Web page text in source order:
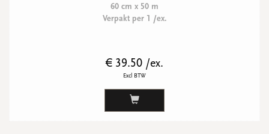
60 cm x 50 m
Verpakt per 1 /ex.
€ 39.50 /ex.
Excl BTW